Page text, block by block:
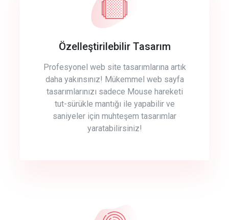
Özelleştirilebilir Tasarım
Profesyonel web site tasarımlarına artık
daha yakınsınız! Mükemmel web sayfa
tasarımlarınızı sadece Mouse hareketi
tut-sürükle mantığı ile yapabilir ve
saniyeler için muhteşem tasarımlar
yaratabilirsiniz!